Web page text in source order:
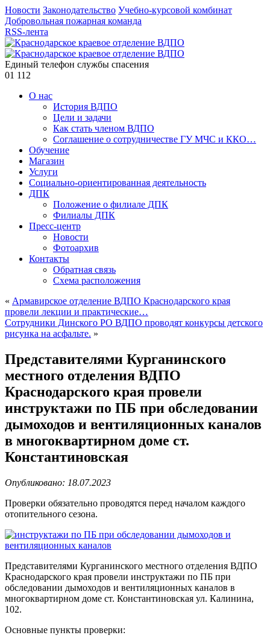
Новости Законодательство Учебно-курсовой комбинат
Добровольная пожарная команда
RSS-лента
Единый телефон службы спасения
01 112
О нас
История ВДПО
Цели и задачи
Как стать членом ВДПО
Соглашение о сотрудничестве ГУ МЧС и ККО…
Обучение
Магазин
Услуги
Социально-ориентированная деятельность
ДПК
Положение о филиале ДПК
Филиалы ДПК
Пресс-центр
Новости
Фотоархив
Контакты
Обратная связь
Схема расположения
« Армавирское отделение ВДПО Краснодарского края
провели лекции и практические…
Сотрудники Динского РО ВДПО проводят конкурсы детского
рисунка на асфальте. »
Представителями Курганинского
местного отделения ВДПО
Краснодарского края провели
инструктажи по ПБ при обследовании
дымоходов и вентиляционных каналов
в многоквартирном доме ст.
Константиновская
Опубликовано: 18.07.2023
Проверки обязательно проводятся перед началом каждого
отопительного сезона.
Представителями Курганинского местного отделения ВДПО
Краснодарского края провели инструктажи по ПБ при
обследовании дымоходов и вентиляционных каналов в
многоквартирном доме ст. Константиновская ул. Калинина,
102.
Основные пункты проверки: